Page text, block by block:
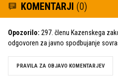
KOMENTARJI (0)
Opozorilo: 297. členu Kazenskega
odgovoren za javno spodbujanje
PRAVILA ZA OBJAVO KOMENTARJEV